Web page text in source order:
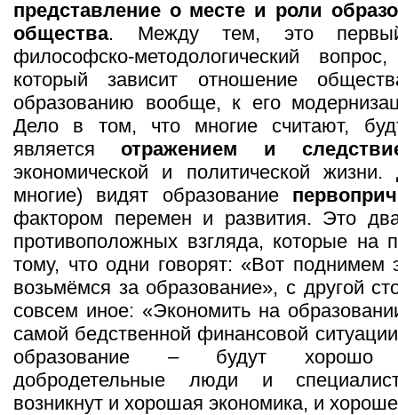
представление о месте и роли
общества. Между тем, это
философско-методологический
который зависит отношение
образованию вообще, к его
Дело в том, что многие считают,
являетсяотражением и
экономической и политической
многие) видят образование
фактором перемен и развития. Это
противоположных взгляда, которые на
тому, что одни говорят: «Вот поднимем
возьмёмся за образование», с другой
совсем иное: «Экономить на
самой бедственной финансовой
образование – будут хорошо
добродетельные люди и
возникнут и хорошая экономика, и